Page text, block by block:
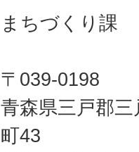
まちづくり課
〒039-0198
青森県三戸郡
町43